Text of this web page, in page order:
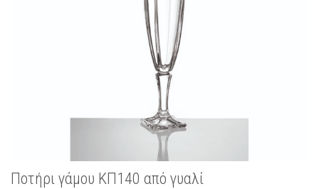
Ποτήρι γάμου ΚΠ140 από γυαλί